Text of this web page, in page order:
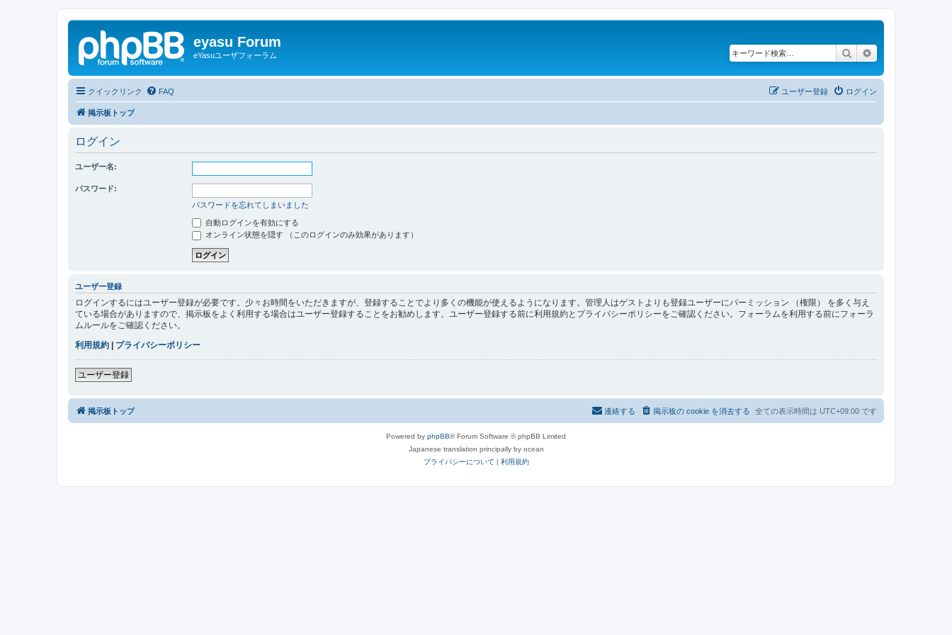
eyasu Forum
eYasuユーザフォーラム 検索
クイックリンク FAQ ログイン
ユーザー登録
掲示板トップ
ログイン
ユーザー名:
パスワード:
パスワードを忘れてしまいました
自動ログインを有効にする
オンライン状態を隠す （このログインのみ効果があります）
ユーザー登録
ログインするにはユーザー登録が必要です。少々お時間をいただきますが、登録することでより多くの機能が使えるようになります。管理人はゲストよりも登録ユーザーにパーミッション （権限） を多く与え
ている場合がありますので、掲示板をよく利用する場合はユーザー登録することをお勧めします。ユーザー登録する前に利用規約とプライバシーポリシーをご確認ください。フォーラムを利用する前にフォーラ
ムルールをご確認ください。
利用規約
プライバシーポリシー
ユーザー登録
掲示板トップ 全ての表示時間は UTC+09:00 です
掲示板の cookie を消去する
連絡する
Powered by phpBB® Forum Software © phpBB Limited
Japanese translation principally by ocean
プライバシーについて | 利用規約